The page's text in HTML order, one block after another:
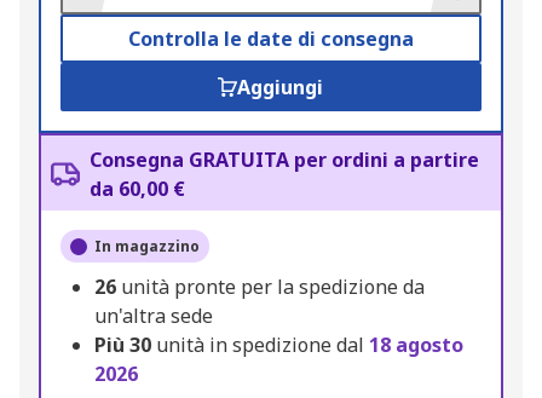
Controlla le date di consegna
Aggiungi
Consegna GRATUITA per ordini a partire
da 60,00 €
In magazzino
26 unità pronte per la spedizione da
un'altra sede
Più 30 unità in spedizione dal 18 agosto
2026